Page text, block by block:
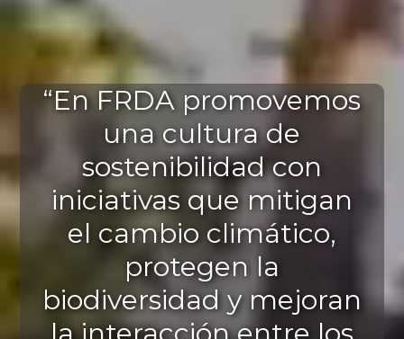
“En FRDA promovemos
una cultura de
sostenibilidad con
iniciativas que mitigan
el cambio climático,
protegen la
biodiversidad y mejoran